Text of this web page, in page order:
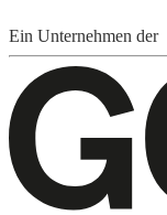
Ein Unternehmen der